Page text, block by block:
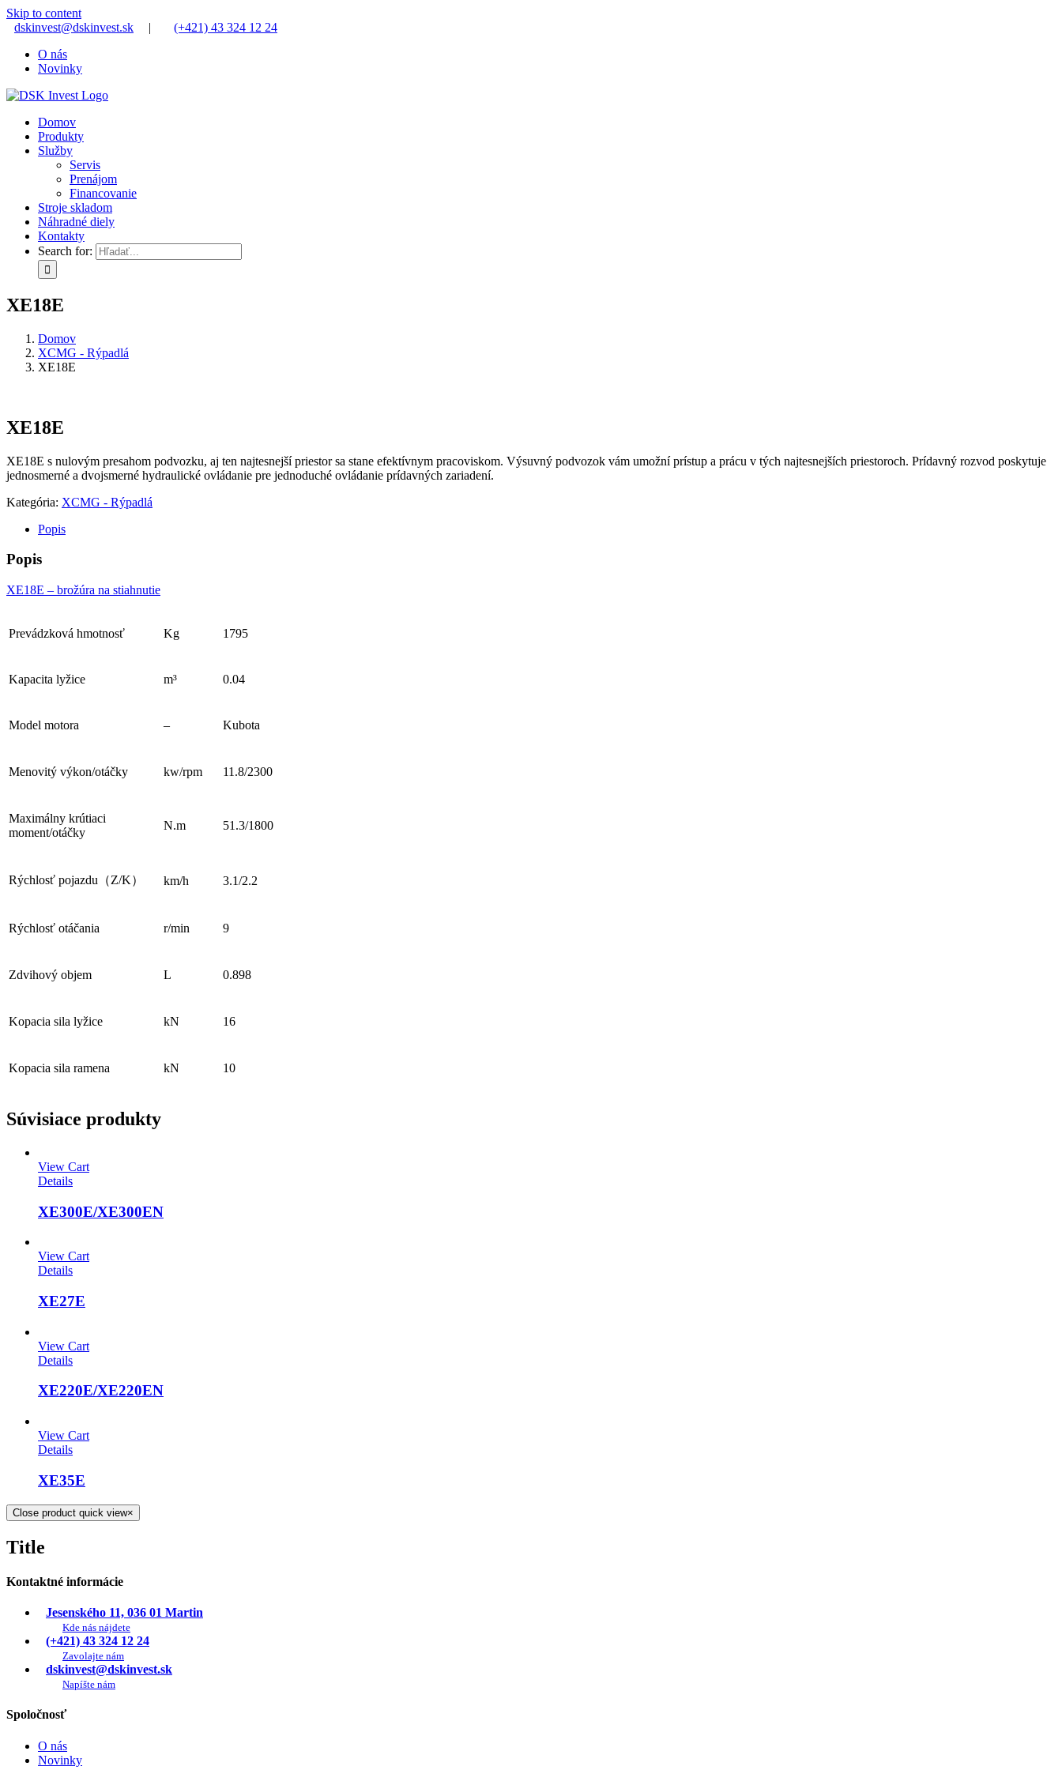
Skip to content
dskinvest@dskinvest.sk
|
(+421) 43 324 12 24
O nás
Novinky
Domov
Produkty
Služby
Servis
Prenájom
Financovanie
Stroje skladom
Náhradné diely
Kontakty
Search for:
XE18E
Domov
XCMG - Rýpadlá
XE18E
XE18E
XE18E s nulovým presahom podvozku, aj ten najtesnejší priestor sa stane efektívnym pracoviskom. Výsuvný podvozok vám umožní prístup a prácu v tých najtesnejších priestoroch. Prídavný rozvod poskytuje
jednosmerné a dvojsmerné hydraulické ovládanie pre jednoduché ovládanie prídavných zariadení.
Kategória: XCMG - Rýpadlá
Popis
Popis
XE18E – brožúra na stiahnutie
Prevádzková hmotnosť Kg 1795
Kapacita lyžice m³ 0.04
Model motora – Kubota
Menovitý výkon/otáčky kw/rpm 11.8/2300
Maximálny krútiaci
moment/otáčky
N.m 51.3/1800
Rýchlosť pojazdu（Z/K） km/h 3.1/2.2
Rýchlosť otáčania r/min 9
Zdvihový objem L 0.898
Kopacia sila lyžice kN 16
Kopacia sila ramena kN 10
Súvisiace produkty
View Cart
Details
XE300E/XE300EN
View Cart
Details
XE27E
View Cart
Details
XE220E/XE220EN
View Cart
Details
XE35E
Close product quick view×
Title
Kontaktné informácie
Jesenského 11, 036 01 Martin
Kde nás nájdete
(+421) 43 324 12 24
Zavolajte nám
dskinvest@dskinvest.sk
Napíšte nám
Spoločnosť
O nás
Novinky